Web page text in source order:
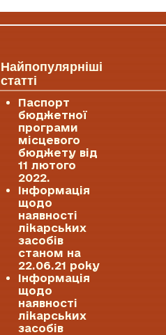
Найпопулярніші
статті
Паспорт
бюджетної
програми
місцевого
бюджету від
11 лютого
2022.
Інформація
щодо
наявності
лікарських
засобів
станом на
22.06.21 року
Інформація
щодо
наявності
лікарських
засобів